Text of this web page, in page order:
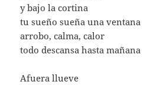
y bajo la cortina
tu sueño sueña una ventana
arrobo, calma, calor
todo descansa hasta mañana
Afuera llueve